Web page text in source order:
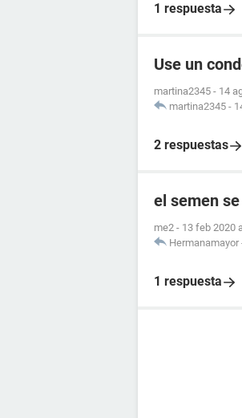
1 respuesta
Use un
martina2345 - 14
martina2345 -
2 respuestas
el semen
me2 - 13 feb 2020
Hermanamayor
1 respuesta